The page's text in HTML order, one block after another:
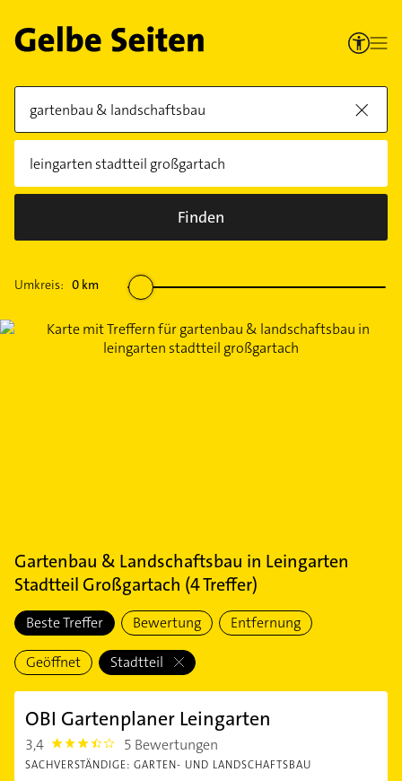
Finden
Umkreis: 0 km
Gartenbau & Landschaftsbau in Leingarten
Stadtteil Großgartach (4Treffer)
Beste Treffer Bewertung Entfernung
Geöffnet Stadtteil
OBI Gartenplaner Leingarten
3,4 3.4 5 Bewertungen
SACHVERSTÄNDIGE: GARTEN- UND LANDSCHAFTSBAU